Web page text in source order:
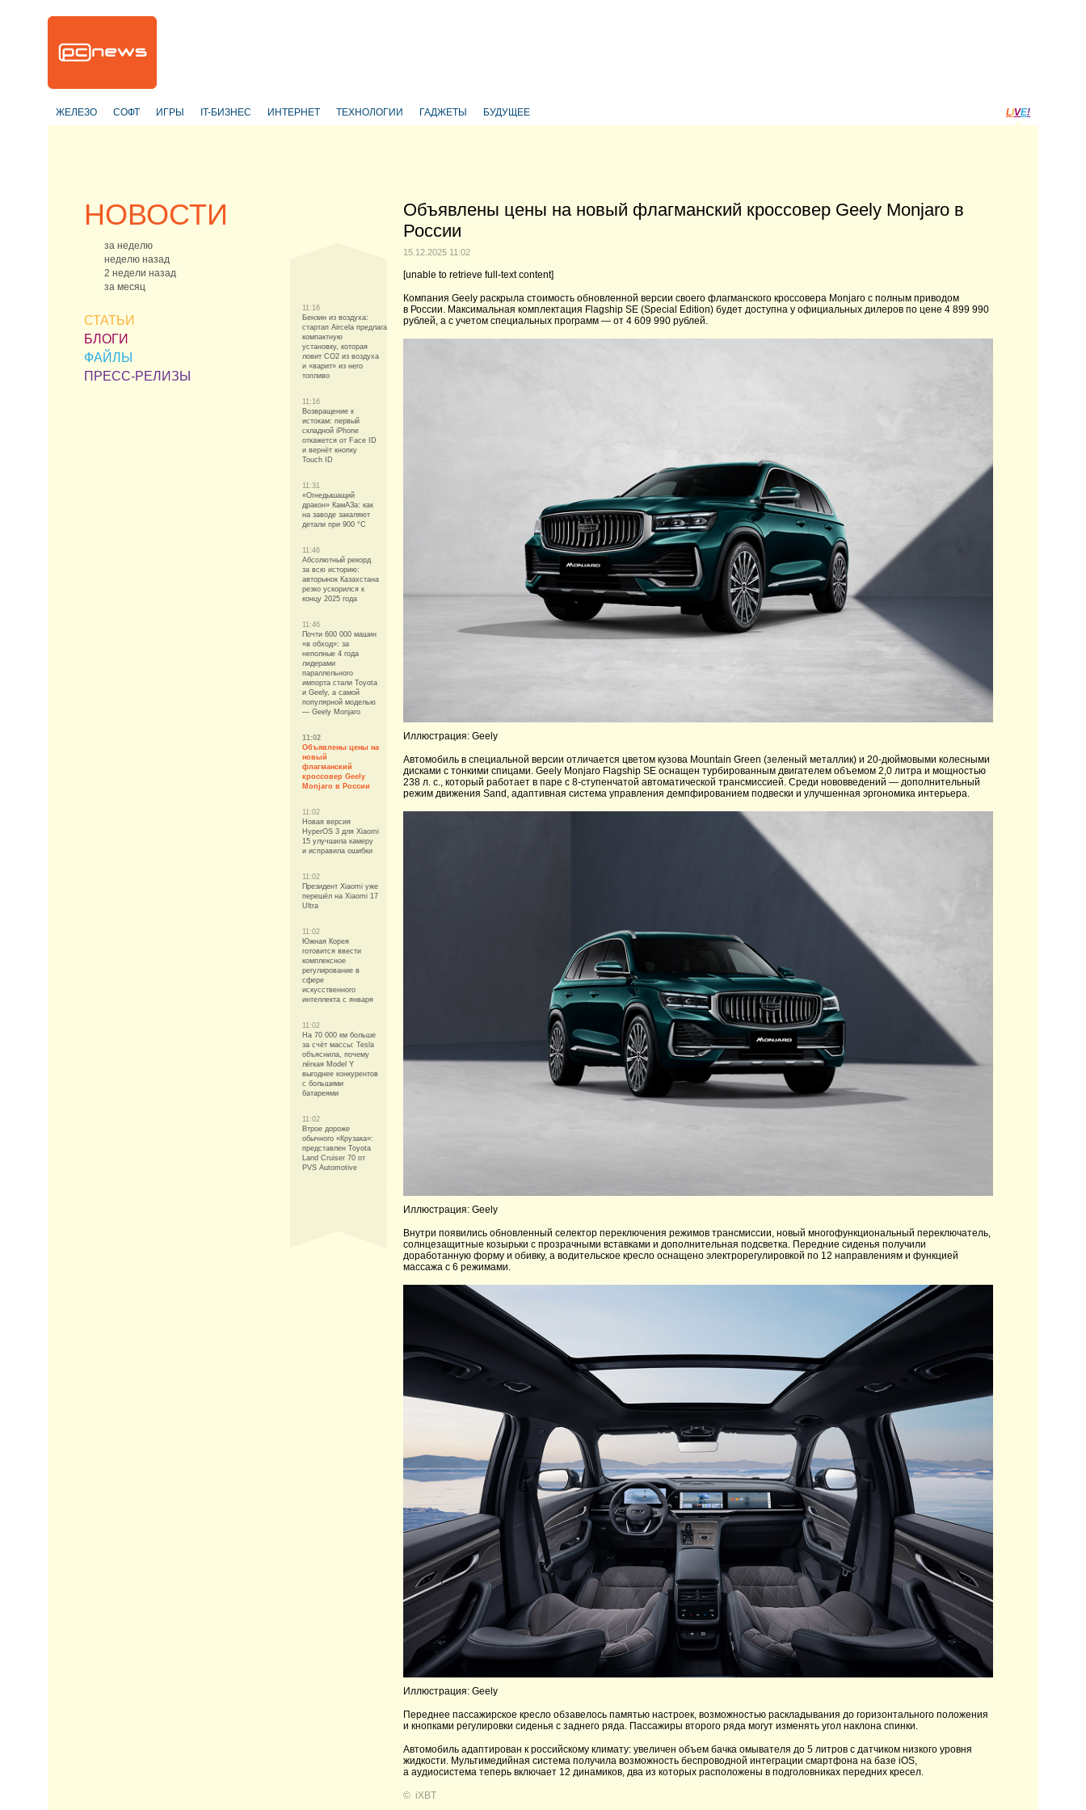
ЖЕЛЕЗО СОФТ ИГРЫ IT-БИЗНЕС ИНТЕРНЕТ ТЕХНОЛОГИИ ГАДЖЕТЫ БУДУЩЕЕ LIVE!
НОВОСТИ
за неделю
неделю назад
2 недели назад
за месяц
СТАТЬИ
БЛОГИ
ФАЙЛЫ
ПРЕСС-РЕЛИЗЫ
11:16
Бензин из воздуха:
стартап Aircela предлагает
компактную
установку, которая
ловит CO2 из воздуха
и «варит» из него
топливо
11:16
Возвращение к
истокам: первый
складной iPhone
откажется от Face ID
и вернёт кнопку
Touch ID
11:31
«Огнедышащий
дракон» КамАЗа: как
на заводе закаляют
детали при 900 °C
11:46
Абсолютный рекорд
за всю историю:
авторынок Казахстана
резко ускорился к
концу 2025 года
11:46
Почти 600 000 машин
«в обход»: за
неполные 4 года
лидерами
параллельного
импорта стали Toyota
и Geely, а самой
популярной моделью
— Geely Monjaro
11:02
Объявлены цены на
новый
флагманский
кроссовер Geely
Monjaro в России
11:02
Новая версия
HyperOS 3 для Xiaomi
15 улучшила камеру
и исправила ошибки
11:02
Президент Xiaomi уже
перешёл на Xiaomi 17
Ultra
11:02
Южная Корея
готовится ввести
комплексное
регулирование в
сфере
искусственного
интеллекта с января
11:02
На 70 000 км больше
за счёт массы: Tesla
объяснила, почему
лёгкая Model Y
выгоднее конкурентов
с большими
батареями
11:02
Втрое дороже
обычного «Крузака»:
представлен Toyota
Land Cruiser 70 от
PVS Automotive
Объявлены цены на новый флагманский кроссовер Geely Monjaro в
России
15.12.2025 11:02
[unable to retrieve full-text content]
Компания Geely раскрыла стоимость обновленной версии своего флагманского кроссовера Monjaro с полным приводом
в России. Максимальная комплектация Flagship SE (Special Edition) будет доступна у официальных дилеров по цене 4 899 990
рублей, а с учетом специальных программ — от 4 609 990 рублей.
Иллюстрация: Geely
Автомобиль в специальной версии отличается цветом кузова Mountain Green (зеленый металлик) и 20-дюймовыми колесными
дисками с тонкими спицами. Geely Monjaro Flagship SE оснащен турбированным двигателем объемом 2,0 литра и мощностью
238 л. с., который работает в паре с 8-ступенчатой автоматической трансмиссией. Среди нововведений — дополнительный
режим движения Sand, адаптивная система управления демпфированием подвески и улучшенная эргономика интерьера.
Иллюстрация: Geely
Внутри появились обновленный селектор переключения режимов трансмиссии, новый многофункциональный переключатель,
солнцезащитные козырьки с прозрачными вставками и дополнительная подсветка. Передние сиденья получили
доработанную форму и обивку, а водительское кресло оснащено электрорегулировкой по 12 направлениям и функцией
массажа с 6 режимами.
Иллюстрация: Geely
Переднее пассажирское кресло обзавелось памятью настроек, возможностью раскладывания до горизонтального положения
и кнопками регулировки сиденья с заднего ряда. Пассажиры второго ряда могут изменять угол наклона спинки.
Автомобиль адаптирован к российскому климату: увеличен объем бачка омывателя до 5 литров с датчиком низкого уровня
жидкости. Мультимедийная система получила возможность беспроводной интеграции смартфона на базе iOS,
а аудиосистема теперь включает 12 динамиков, два из которых расположены в подголовниках передних кресел.
© iXBT